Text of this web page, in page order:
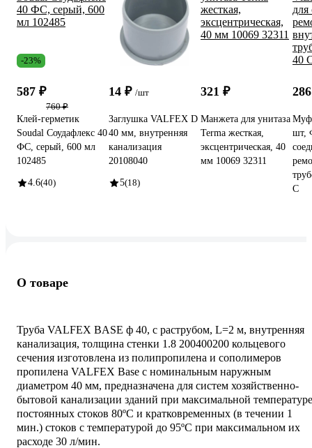
-23%
587 ₽
760 ₽
Клей-герметик
Soudal Соудафлекс 40
ФС, серый, 600 мл
102485
4.6(40)
14 ₽ /шт
Заглушка VALFEX D
40 мм, внутренняя
канализация
20108040
5(18)
321 ₽
Манжета для унитаза
Terma жесткая,
эксцентрическая, 40
мм 10069 32311
шт,
С
О товаре
Труба VALFEX BASE ф 40, с раструбом, L=2 м, внутренняя
канализация, толщина стенки 1.8 200400200 кольцевого
сечения изготовлена из полипропилена и сополимеров
пропилена VALFEX Base с номинальным наружным
диаметром 40 мм, предназначена для систем хозяйственно-
бытовой канализации зданий при максимальной температуре
постоянных стоков 80ºС и кратковременных (в течении 1
мин.) стоков с температурой до 95ºС при максимальном их
расходе 30 л/мин.